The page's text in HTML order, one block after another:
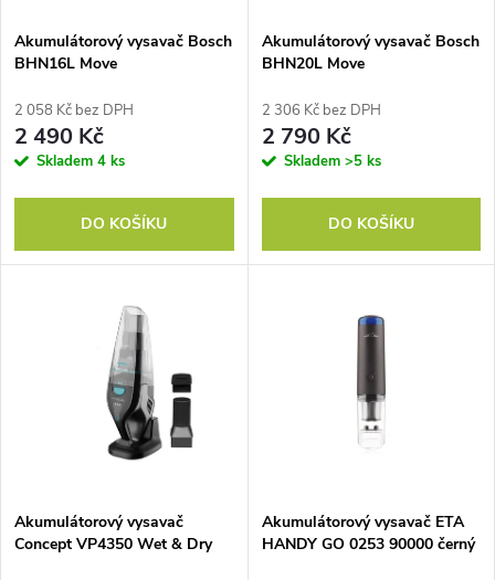
p
r
o
u
s
p
r
o
d
Akumulátorový vysavač Bosch
BHN16L Move
2 058 Kč bez DPH
2 490 Kč
Skladem 4 ks
DO KOŠÍKU
Akumulátorový vysavač Bosch
BHN20L Move
2 306 Kč bez DPH
2 790 Kč
Skladem >5 ks
DO KOŠÍKU
Akumulátorový vysavač
Concept VP4350 Wet & Dry
Akumulátorový vysavač ETA
HANDY GO 0253 90000 černý